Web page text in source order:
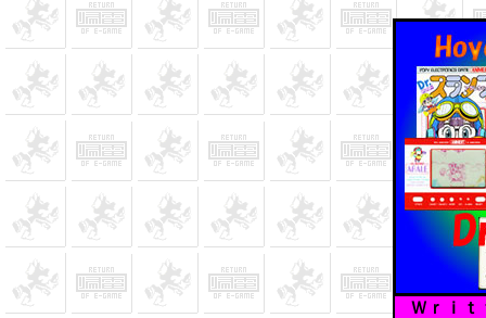
Ｗｒｉ